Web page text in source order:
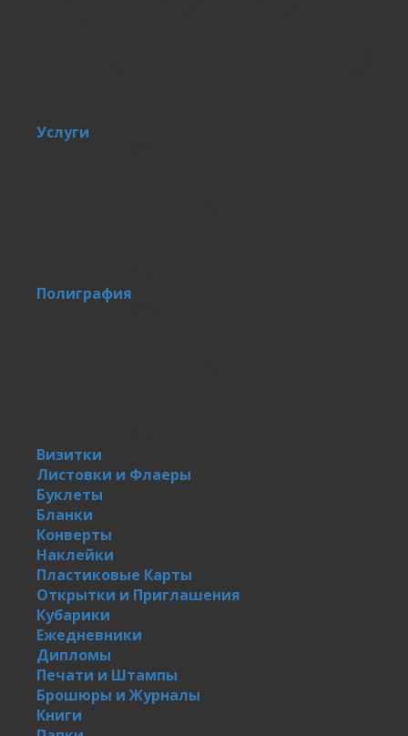
Услуги
Полиграфия
Визитки
Листовки и Флаеры
Буклеты
Бланки
Конверты
Наклейки
Пластиковые Карты
Открытки и Приглашения
Кубарики
Ежедневники
Дипломы
Печати и Штампы
Брошюры и Журналы
Книги